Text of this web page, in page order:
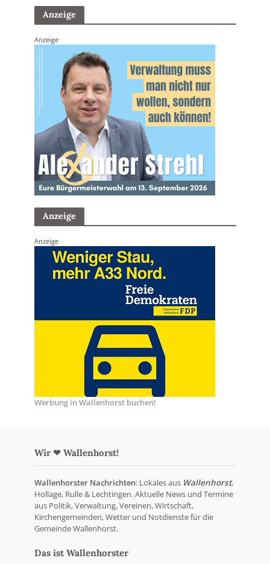
Anzeige
Anzeige
Anzeige
Anzeige
Werbung in Wallenhorst buchen!
Wir ❤ Wallenhorst!
Wallenhorster Nachrichten: Lokales aus Wallenhorst,
Hollage, Rulle & Lechtingen. Aktuelle News und Termine
aus Politik, Verwaltung, Vereinen, Wirtschaft,
Kirchengemeinden, Wetter und Notdienste für die
Gemeinde Wallenhorst.
Das ist Wallenhorster